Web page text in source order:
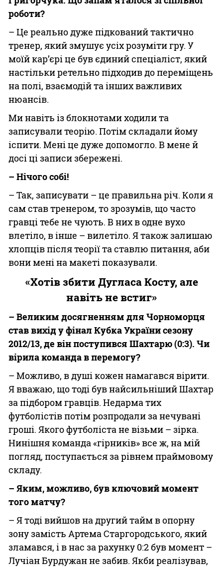
роботи?
– Це реально дуже підкований тактично
тренер, який змушує усіх розуміти гру. У
моїй кар’єрі це був єдиний спеціаліст, який
настільки ретельно підходив до переміщень
на полі, взаємодій та інших важливих
нюансів.
Ми навіть із блокнотами ходили та
записували теорію. Потім складали йому
іспити. Мені це дуже допомогло. В мене й
досі ці записи збережені.
– Нічого собі!
– Так, записувати – це правильна річ. Коли я
сам став тренером, то зрозумів, що часто
гравці тебе не чують. В них в одне вухо
влетіло, в інше – вилетіло. Я також залишаю
хлопців після теорії та ставлю питання, аби
вони мені на макеті показували.
«Хотів збити Дугласа Косту, але
навіть не встиг»
– Великим досягненням для Чорноморця
став вихід у фінал Кубка України сезону
2012/13, де він поступився Шахтарю (0:3). Чи
вірила команда в перемогу?
– Можливо, в душі кожен намагався вірити.
Я вважаю, що тоді був найсильніший Шахтар
за підбором гравців. Недарма тих
футболістів потім розпродали за нечувані
гроші. Якого футболіста не візьми – зірка.
Нинішня команда «гірників» все ж, на мій
погляд, поступається за рівнем праймовому
складу.
– Яким, можливо, був ключовий момент
того матчу?
– Я тоді вийшов на другий тайм в опорну
зону замість Артема Старгородського, який
зламався, і в нас за рахунку 0:2 був момент –
Лучіан Бурдужан не забив. Якби реалізував,